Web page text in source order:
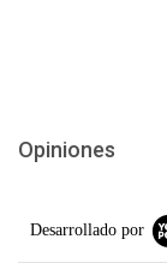
Opiniones
Desarrollado por